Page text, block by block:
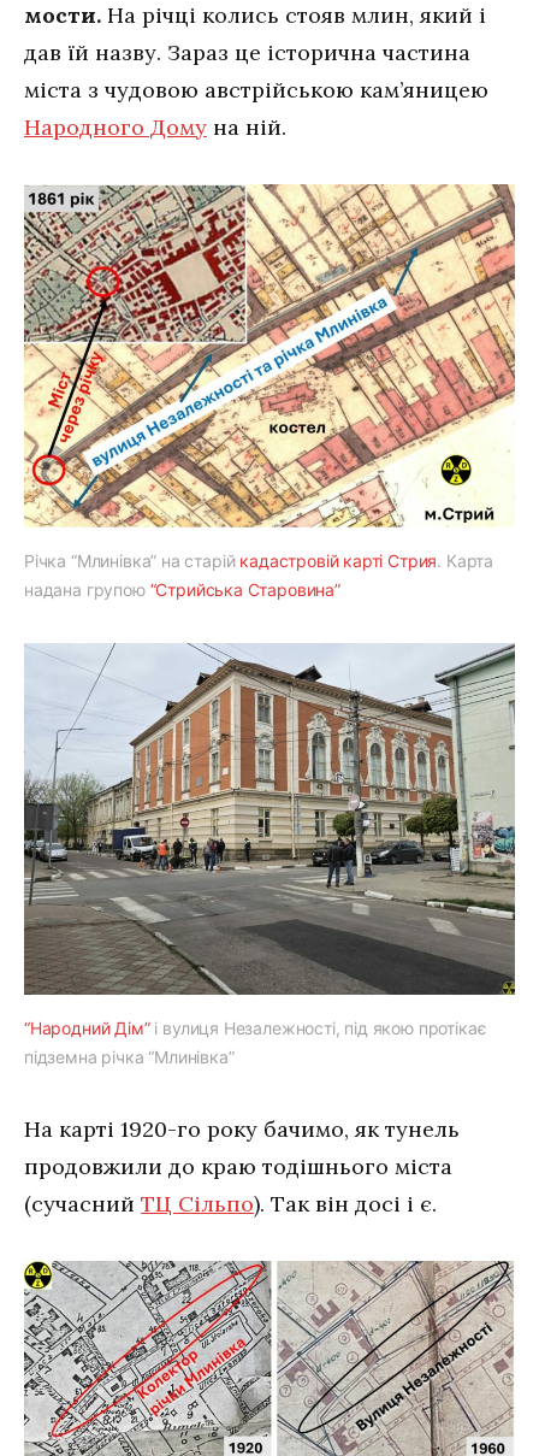
мости. На річці колись стояв млин, який і
дав їй назву. Зараз це історична частина
міста з чудовою австрійською кам’яницею
Народного Дому на ній.
Річка “Млинівка” на старій кадастровій карті Стрия. Карта
надана групою “Стрийська Старовина”
“Народний Дім”і вулиця Незалежності, під якою протікає
підземна річка “Млинівка”
На карті 1920-го року бачимо, як тунель
продовжили до краю тодішнього міста
(сучасний ТЦ Сільпо). Так він досі і є.